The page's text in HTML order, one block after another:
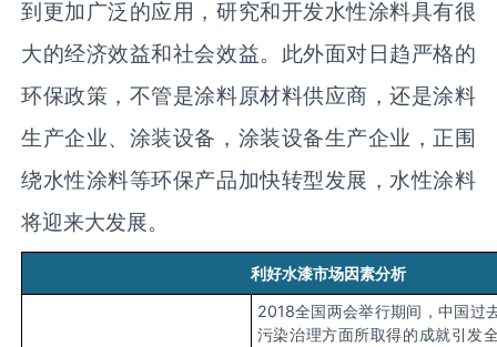
到更加广泛的应用，研究和开发水性涂料具有很
大的经济效益和社会效益。此外面对日趋严格的
环保政策，不管是涂料原材料供应商，还是涂料
生产企业、涂装设备，涂装设备生产企业，正围
绕水性涂料等环保产品加快转型发展，水性涂料
将迎来大发展。
利好水漆市场因素分析
2018全国两会举行期间，中国过
污染治理方面所取得的成就引发